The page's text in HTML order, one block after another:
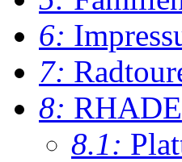
6:
7:
8: RHADE
8.1: